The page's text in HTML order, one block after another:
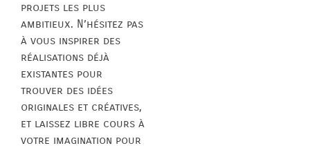
projets les plus
ambitieux. N’hésitez pas
à vous inspirer des
réalisations déjà
existantes pour
trouver des idées
originales et créatives,
et laissez libre cours à
votre imagination pour